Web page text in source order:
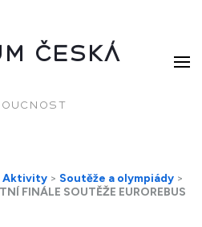
ČESKÁ
Aktivity > Soutěže a olympiády >
FINÁLE SOUTĚŽE EUROREBUS